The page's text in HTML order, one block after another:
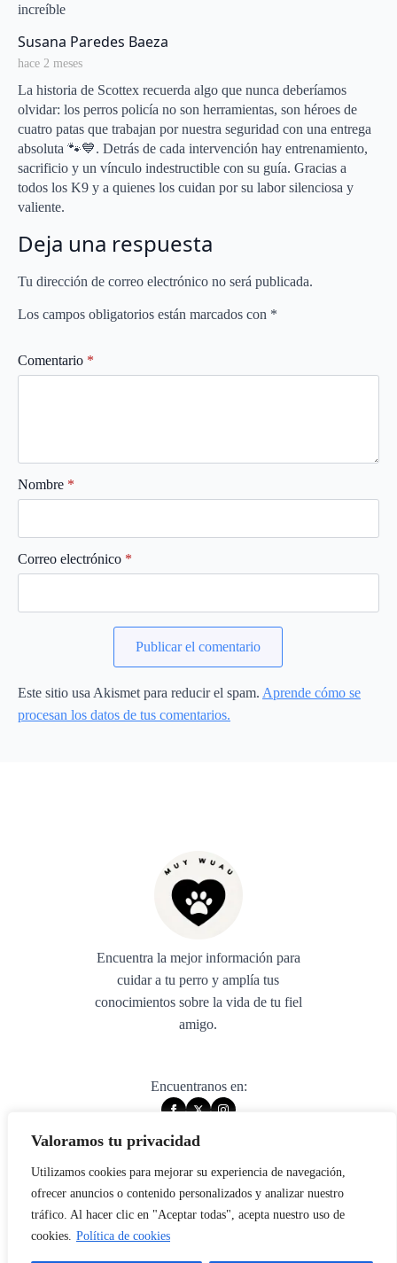
Valoramos tu privacidad
Utilizamos cookies para mejorar su experiencia de navegación,
ofrecer anuncios o contenido personalizados y analizar nuestro
tráfico. Al hacer clic en "Aceptar todas", acepta nuestro uso de
cookies. Política de cookies
increíble
Susana Paredes Baeza
hace 2 meses
La historia de Scottex recuerda algo que nunca deberíamos
olvidar: los perros policía no son herramientas, son héroes de
cuatro patas que trabajan por nuestra seguridad con una entrega
absoluta 🐾💙. Detrás de cada intervención hay entrenamiento,
sacrificio y un vínculo indestructible con su guía. Gracias a
todos los K9 y a quienes los cuidan por su labor silenciosa y
valiente.
Deja una respuesta
Tu dirección de correo electrónico no será publicada.
Los campos obligatorios están marcados con *
Comentario *
Nombre *
Correo electrónico *
Este sitio usa Akismet para reducir el spam. Aprende cómo se
procesan los datos de tus comentarios.
Encuentra la mejor información para
cuidar a tu perro y amplía tus
conocimientos sobre la vida de tu fiel
amigo.
Encuentranos en:
© 2025 muywuau. All rights reserved.
Aviso legal
Política de privacidad